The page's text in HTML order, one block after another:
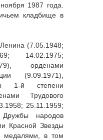
1987 года.
кладбище в
(7.05.1948;
14.02.1975;
орденами
(9.09.1971),
1-й степени
Трудового
25.11.1959;
народов
Красной Звезды
медалями, в том